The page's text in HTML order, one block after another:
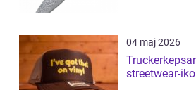
04 maj 2026
Truckerkepsar från lastbilsruta till
streetwear-